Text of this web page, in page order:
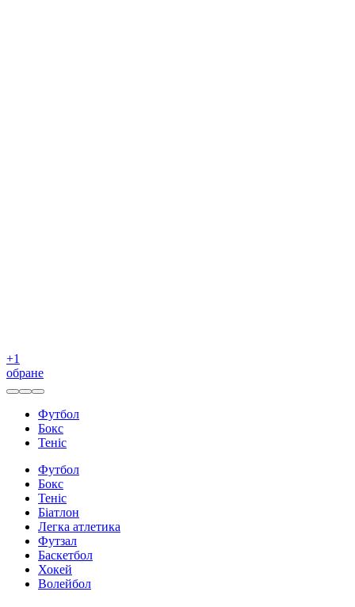
+1
обране
Футбол
Бокс
Теніс
Футбол
Бокс
Теніс
Біатлон
Легка атлетика
Футзал
Баскетбол
Хокей
Волейбол